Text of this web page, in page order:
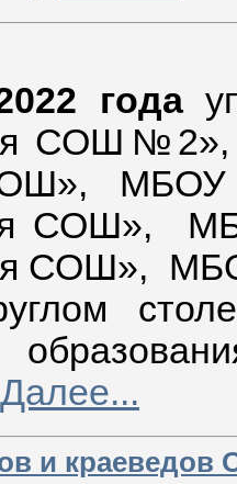
года
СОШ»,
СОШ»,
Далее...
и краеведов